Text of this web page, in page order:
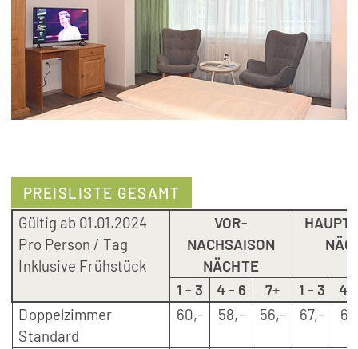
PREISLISTE GESAMT
Gültig ab 01.01.2024
Pro Person / Tag
Inklusive Frühstück
VOR-
NACHSAISON
NÄCHTE
1 - 3 4 - 6 7+ 1 - 3
4
Doppelzimmer
Standard
60,- 58,- 56,- 67,-